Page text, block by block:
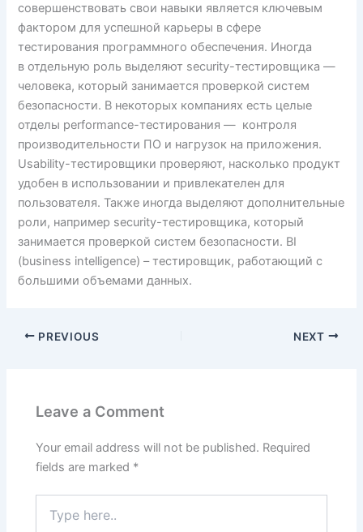
совершенствовать свои навыки является ключевым
фактором для успешной карьеры в сфере
тестирования программного обеспечения. Иногда
в отдельную роль выделяют security-тестировщика —
человека, который занимается проверкой систем
безопасности. В некоторых компаниях есть целые
отделы performance-тестирования — контроля
производительности ПО и нагрузок на приложения.
Usability-тестировщики проверяют, насколько продукт
удобен в использовании и привлекателен для
пользователя. Также иногда выделяют дополнительные
роли, например security-тестировщика, который
занимается проверкой систем безопасности. BI
(business intelligence) – тестировщик, работающий с
большими объемами данных.
PREVIOUS NEXT
Leave a Comment
Your email address will not be published. Required
fields are marked *
here..